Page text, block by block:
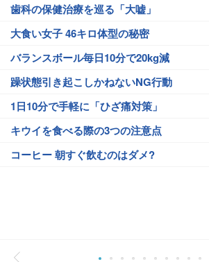
歯科の保健治療を巡る「大嘘」
大食い女子 46キロ体型の秘密
バランスボール毎日10分で20kg減
躁状態引き起こしかねないNG行動
1日10分で手軽に「ひざ痛対策」
キウイを食べる際の3つの注意点
コーヒー 朝すぐ飲むのはダメ?